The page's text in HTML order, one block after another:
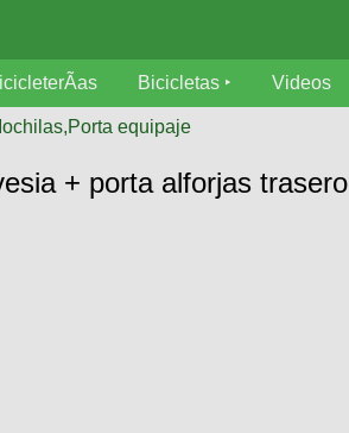
Bicicletas Videos
equipaje
+ porta alforjas trasero